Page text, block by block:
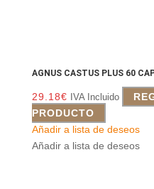
AGNUS CASTUS PLUS 60
29.18€ IVA Incluido
PRODUCTO
Añadir a lista de deseos
Añadir a lista de deseos